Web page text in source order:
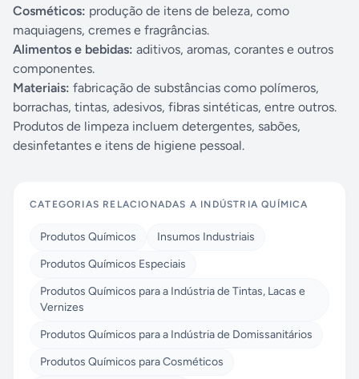
Cosméticos: produção de itens de beleza, como
maquiagens, cremes e fragrâncias.
Alimentos e bebidas: aditivos, aromas, corantes e outros
componentes.
Materiais: fabricação de substâncias como polímeros,
borrachas, tintas, adesivos, fibras sintéticas, entre outros.
Produtos de limpeza incluem detergentes, sabões,
desinfetantes e itens de higiene pessoal.
CATEGORIAS RELACIONADAS A INDÚSTRIA QUÍMICA
Produtos Químicos
Insumos Industriais
Produtos Químicos Especiais
Produtos Químicos para a Indústria de Tintas, Lacas e
Vernizes
Produtos Químicos para a Indústria de Domissanitários
Produtos Químicos para Cosméticos